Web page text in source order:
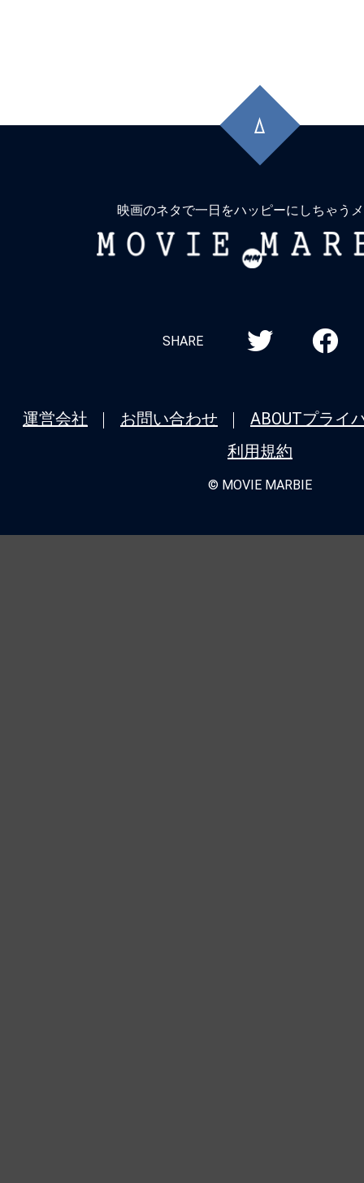
頭
に
映画のネタで一日をハッピーにしちゃう
MOVIE
SHARE
運営会社 お問い合わせ ABOUTプライ
利用規約
© MOVIE MARBIE